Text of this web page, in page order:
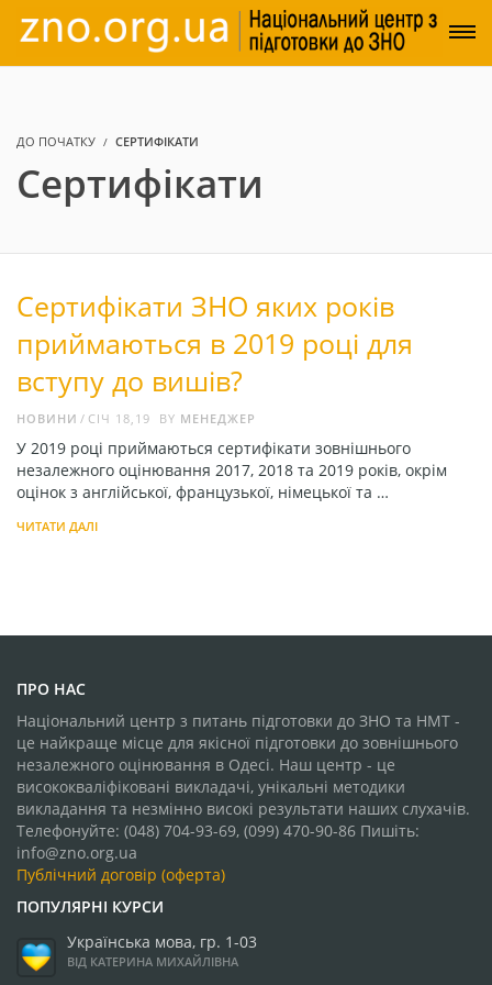
ДО ПОЧАТКУ СЕРТИФІКАТИ
Сертифікати
Сертифікати ЗНО яких років
приймаються в 2019 році для
вступу до вишів?
СІЧ 18,19
НОВИНИ BY МЕНЕДЖЕР
У 2019 році приймаються сертифікати зовнішнього
незалежного оцінювання 2017, 2018 та 2019 років, окрім
оцінок з англійської, французької, німецької та …
ЧИТАТИ ДАЛІ
ПРО НАС
Національний центр з питань підготовки до ЗНО та НМТ -
це найкраще місце для якісної підготовки до зовнішнього
незалежного оцінювання в Одесі. Наш центр - це
висококваліфіковані викладачі, унікальні методики
викладання та незмінно високі результати наших слухачів.
Телефонуйте: (048) 704-93-69, (099) 470-90-86 Пишіть:
info@zno.org.ua
Публічний договір (оферта)
ПОПУЛЯРНІ КУРСИ
Українська мова, гр. 1-03
ВІД КАТЕРИНА МИХАЙЛІВНА